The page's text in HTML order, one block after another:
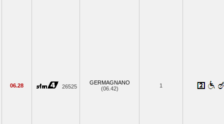
06.28 26525
GERMAGNANO
(06.42)
1